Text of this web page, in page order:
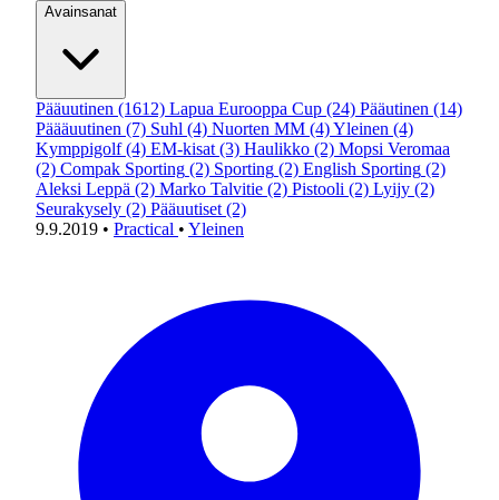
Avainsanat
Pääuutinen (1612) Lapua Eurooppa Cup (24) Pääutinen (14)
Päääuutinen (7) Suhl (4) Nuorten MM (4)Yleinen (4)
Kymppigolf (4) EM-kisat (3) Haulikko (2) Mopsi Veromaa
(2) Compak Sporting (2) Sporting (2) English Sporting (2)
Aleksi Leppä (2) Marko Talvitie (2) Pistooli (2) Lyijy (2)
Seurakysely (2) Pääuutiset (2)
9.9.2019 • Practical • Yleinen